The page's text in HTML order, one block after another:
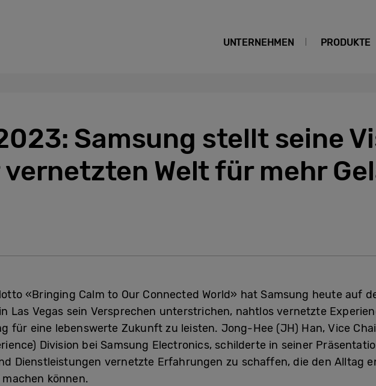
UNTERNEHMEN PRODUKTE
Samsung stellt seine
vernetzten Welt für mehr
«Bringing Calm to Our Connected World» hat Samsung heute auf
Las Vegas sein Versprechen unterstrichen, nahtlos vernetzte
für eine lebenswerte Zukunft zu leisten. Jong-Hee (JH) Han, Vice
Division bei Samsung Electronics, schilderte in seiner
Dienstleistungen vernetzte Erfahrungen zu schaffen, die den Alltag
können.